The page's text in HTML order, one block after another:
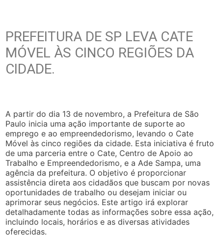
PREFEITURA DE SP LEVA CATE
MÓVEL ÀS CINCO REGIÕES DA
CIDADE.
A partir do dia 13 de novembro, a Prefeitura de São
Paulo inicia uma ação importante de suporte ao
emprego e ao empreendedorismo, levando o Cate
Móvel às cinco regiões da cidade. Esta iniciativa é fruto
de uma parceria entre o Cate, Centro de Apoio ao
Trabalho e Empreendedorismo, e a Ade Sampa, uma
agência da prefeitura. O objetivo é proporcionar
assistência direta aos cidadãos que buscam por novas
oportunidades de trabalho ou desejam iniciar ou
aprimorar seus negócios. Este artigo irá explorar
detalhadamente todas as informações sobre essa ação,
incluindo locais, horários e as diversas atividades
oferecidas.